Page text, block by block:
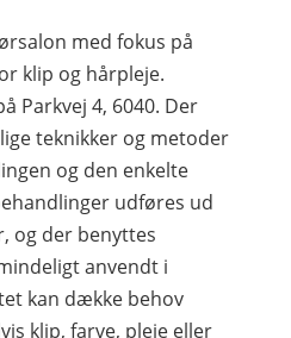
med fokus på
klip og hårpleje.
Parkvej 4, 6040. Der
teknikker og metoder
og den enkelte
udføres ud
og der benyttes
anvendt i
kan dække behov
klip, farve, pleje eller